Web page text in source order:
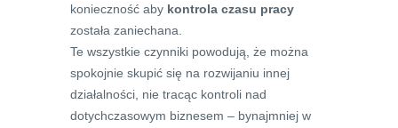
konieczność aby kontrola czasu pracy
została zaniechana.
Te wszystkie czynniki powodują, że można
spokojnie skupić się na rozwijaniu innej
działalności, nie tracąc kontroli nad
dotychczasowym biznesem – bynajmniej w